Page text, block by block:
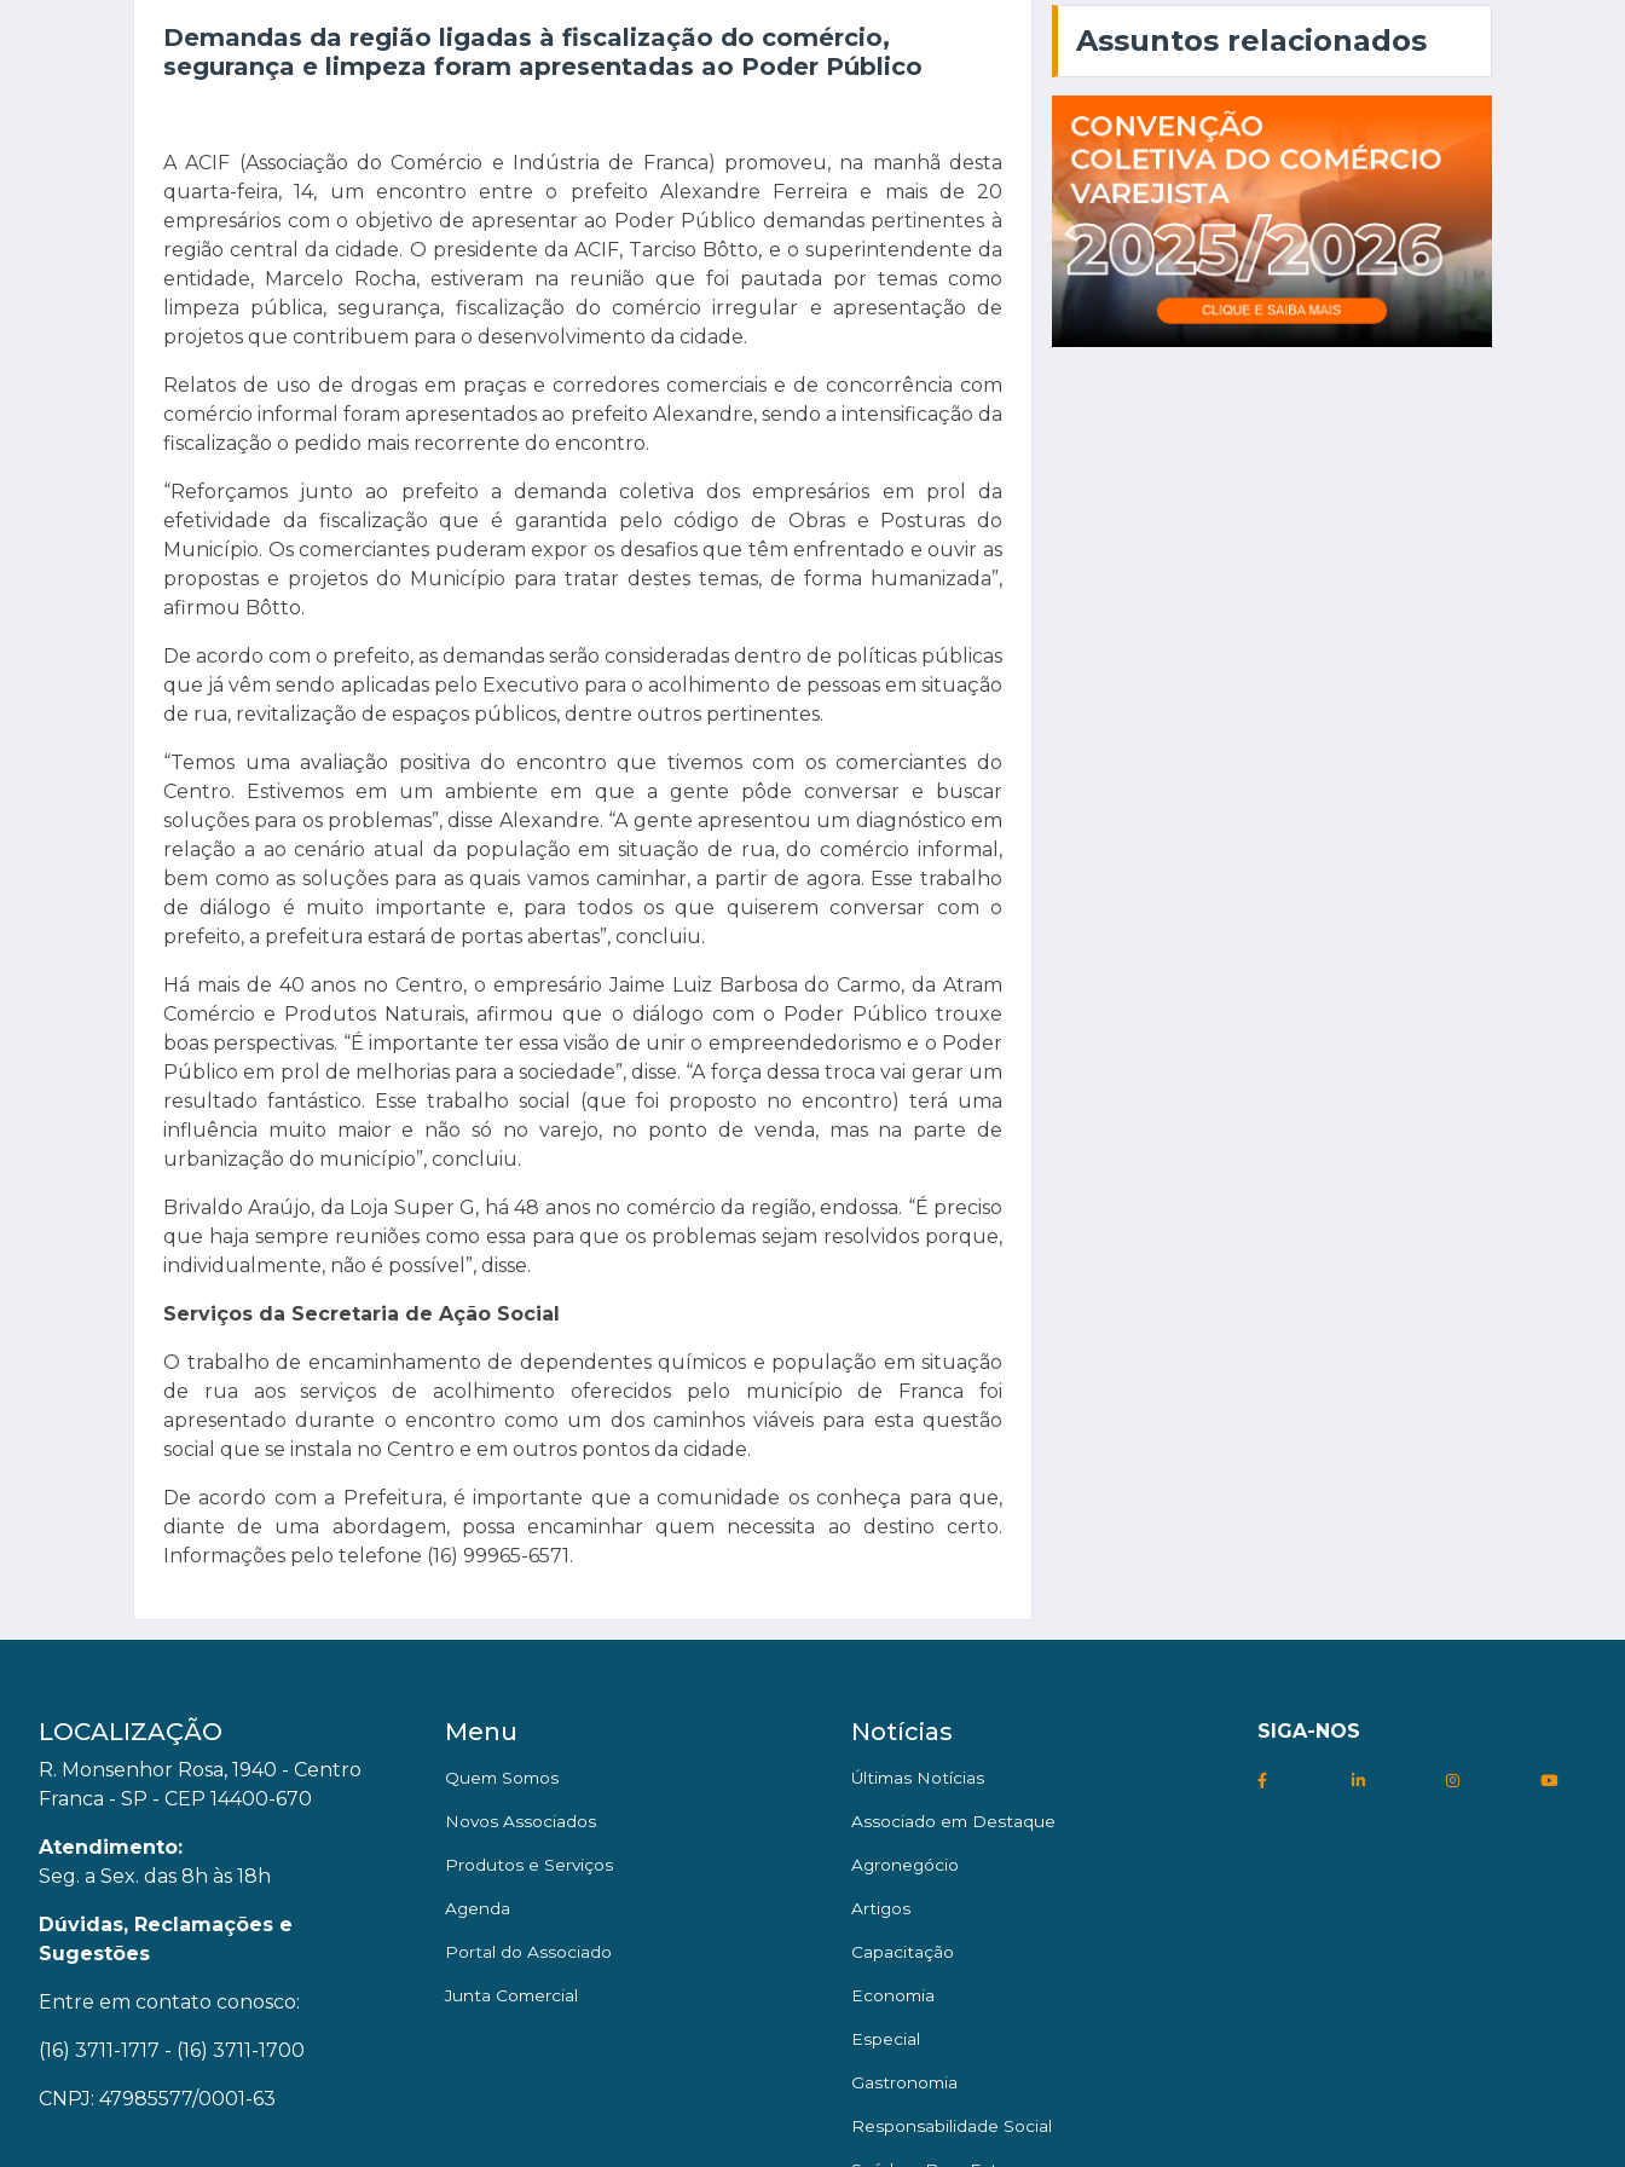
Demandas da região ligadas à fiscalização do comércio,
segurança e limpeza foram apresentadas ao Poder Público
A ACIF (Associação do Comércio e Indústria de Franca) promoveu, na manhã desta
quarta-feira, 14, um encontro entre o prefeito Alexandre Ferreira e mais de 20
empresários com o objetivo de apresentar ao Poder Público demandas pertinentes à
região central da cidade. O presidente da ACIF, Tarciso Bôtto, e o superintendente da
entidade, Marcelo Rocha, estiveram na reunião que foi pautada por temas como
limpeza pública, segurança, fiscalização do comércio irregular e apresentação de
projetos que contribuem para o desenvolvimento da cidade.
Relatos de uso de drogas em praças e corredores comerciais e de concorrência com
comércio informal foram apresentados ao prefeito Alexandre, sendo a intensificação da
fiscalização o pedido mais recorrente do encontro.
“Reforçamos junto ao prefeito a demanda coletiva dos empresários em prol da
efetividade da fiscalização que é garantida pelo código de Obras e Posturas do
Município. Os comerciantes puderam expor os desafios que têm enfrentado e ouvir as
propostas e projetos do Município para tratar destes temas, de forma humanizada”,
afirmou Bôtto.
De acordo com o prefeito, as demandas serão consideradas dentro de políticas públicas
que já vêm sendo aplicadas pelo Executivo para o acolhimento de pessoas em situação
de rua, revitalização de espaços públicos, dentre outros pertinentes.
“Temos uma avaliação positiva do encontro que tivemos com os comerciantes do
Centro. Estivemos em um ambiente em que a gente pôde conversar e buscar
soluções para os problemas”, disse Alexandre. “A gente apresentou um diagnóstico em
relação a ao cenário atual da população em situação de rua, do comércio informal,
bem como as soluções para as quais vamos caminhar, a partir de agora. Esse trabalho
de diálogo é muito importante e, para todos os que quiserem conversar com o
prefeito, a prefeitura estará de portas abertas”, concluiu.
Há mais de 40 anos no Centro, o empresário Jaime Luiz Barbosa do Carmo, da Atram
Comércio e Produtos Naturais, afirmou que o diálogo com o Poder Público trouxe
boas perspectivas. “É importante ter essa visão de unir o empreendedorismo e o Poder
Público em prol de melhorias para a sociedade”, disse. “A força dessa troca vai gerar um
resultado fantástico. Esse trabalho social (que foi proposto no encontro) terá uma
influência muito maior e não só no varejo, no ponto de venda, mas na parte de
urbanização do município”, concluiu.
Brivaldo Araújo, da Loja Super G, há 48 anos no comércio da região, endossa. “É preciso
que haja sempre reuniões como essa para que os problemas sejam resolvidos porque,
individualmente, não é possível”, disse.
Serviços da Secretaria de Ação Social
O trabalho de encaminhamento de dependentes químicos e população em situação
de rua aos serviços de acolhimento oferecidos pelo município de Franca foi
apresentado durante o encontro como um dos caminhos viáveis para esta questão
social que se instala no Centro e em outros pontos da cidade.
De acordo com a Prefeitura, é importante que a comunidade os conheça para que,
diante de uma abordagem, possa encaminhar quem necessita ao destino certo.
Informações pelo telefone (16) 99965-6571.
Assuntos relacionados
LOCALIZAÇÃO
R. Monsenhor Rosa, 1940 - Centro
Franca - SP - CEP 14400-670
Atendimento:
Seg. a Sex. das 8h às 18h
Dúvidas, Reclamações e
Sugestões
Entre em contato conosco:
(16) 3711-1717 - (16) 3711-1700
CNPJ: 47985577/0001-63
Menu
Quem Somos
Novos Associados
Produtos e Serviços
Agenda
Portal do Associado
Junta Comercial
Notícias
Últimas Notícias
Associado em Destaque
Agronegócio
Artigos
Capacitação
Economia
Especial
Gastronomia
Responsabilidade Social
SIGA-NOS